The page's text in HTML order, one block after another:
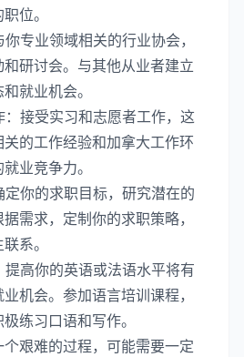
位。
专业领域相关的行业协会，
研讨会。与其他从业者建立
就业机会。
接受实习和志愿者工作，这
的工作经验和加拿大工作环
业竞争力。
你的求职目标，研究潜在的
需求，定制你的求职策略，
系。
高你的英语或法语水平将有
机会。参加语言培训课程，
练习口语和写作。
艰难的过程，可能需要一定